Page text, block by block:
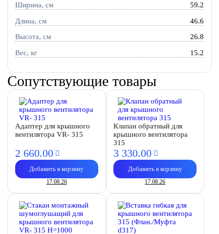
Ширина, см 59.2
Длина, см 46.6
Высота, см 26.8
Вес, кг 15.2
Сопутствующие товары
Адаптер для крышного
вентилятора VR- 315
2 660.00
Добавить в корзину
17.08.26
Клапан обратный для
крышного вентилятора
315
3 330.00
Добавить в корзину
17.08.26